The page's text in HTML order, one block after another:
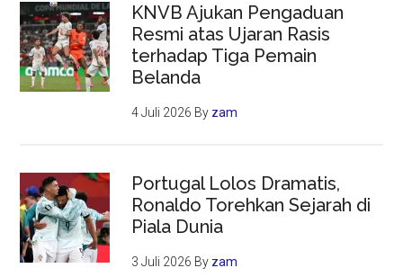
KNVB Ajukan Pengaduan
Resmi atas Ujaran Rasis
terhadap Tiga Pemain
Belanda
4 Juli 2026 By zam
Portugal Lolos Dramatis,
Ronaldo Torehkan Sejarah di
Piala Dunia
3 Juli 2026 By zam